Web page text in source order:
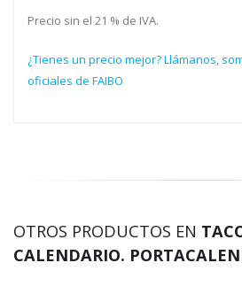
Precio sin el 21 % de IVA.
¿Tienes un precio mejor? Llámanos,
oficiales de FAIBO
OTROS PRODUCTOS EN
CALENDARIO.